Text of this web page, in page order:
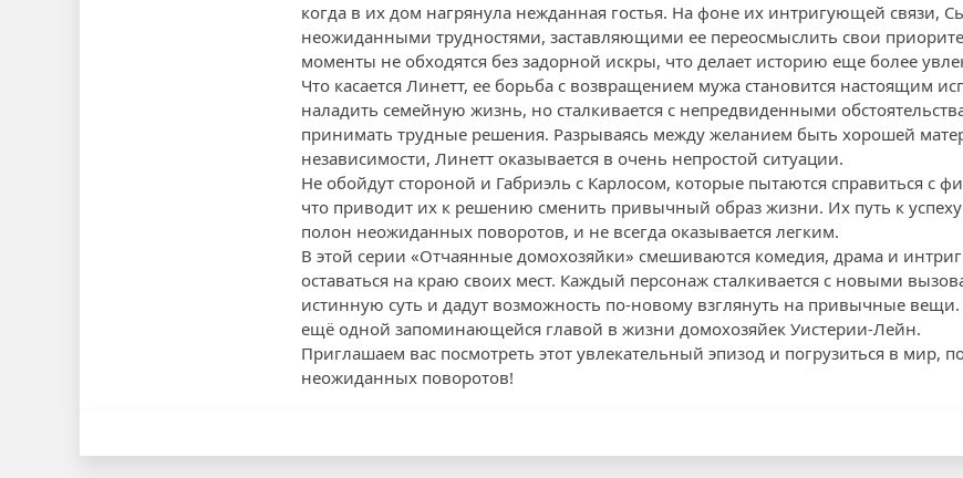
когда в их дом нагрянула нежданная гостья. На фоне их интригующей связи,
неожиданными трудностями, заставляющими ее переосмыслить свои
моменты не обходятся без задорной искры, что делает историю еще более
Что касается Линетт, ее борьба с возвращением мужа становится настоящим
наладить семейную жизнь, но сталкивается с непредвиденными
принимать трудные решения. Разрываясь между желанием быть хорошей
независимости, Линетт оказывается в очень непростой ситуации.
Не обойдут стороной и Габриэль с Карлосом, которые пытаются справиться с
что приводит их к решению сменить привычный образ жизни. Их путь к успеху
полон неожиданных поворотов, и не всегда оказывается легким.
В этой серии «Отчаянные домохозяйки» смешиваются комедия, драма и
оставаться на краю своих мест. Каждый персонаж сталкивается с новыми
истинную суть и дадут возможность по-новому взглянуть на привычные
ещё одной запоминающейся главой в жизни домохозяйек Уистерии-Лейн.
Приглашаем вас посмотреть этот увлекательный эпизод и погрузиться в мир,
неожиданных поворотов!